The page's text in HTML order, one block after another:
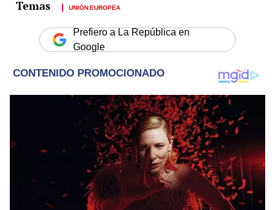
UNIÓN EUROPEA
Prefiero a La República en
Google